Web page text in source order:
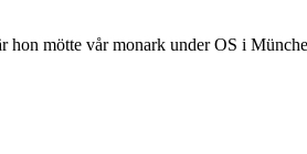
mötte vår monark under OS i